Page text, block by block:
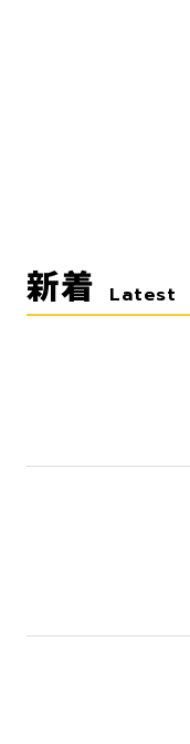
新着 Latest